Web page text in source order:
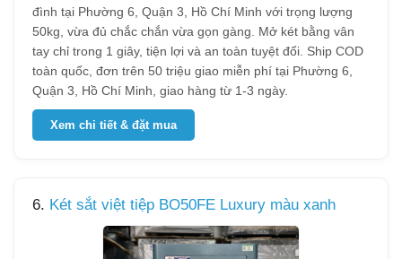
đình tại Phường 6, Quận 3, Hồ Chí Minh với trọng lượng
50kg, vừa đủ chắc chắn vừa gọn gàng. Mở két bằng vân
tay chỉ trong 1 giây, tiện lợi và an toàn tuyệt đối. Ship COD
toàn quốc, đơn trên 50 triệu giao miễn phí tại Phường 6,
Quận 3, Hồ Chí Minh, giao hàng từ 1-3 ngày.
Xem chi tiết & đặt mua
6. Két sắt việt tiệp BO50FE Luxury màu xanh